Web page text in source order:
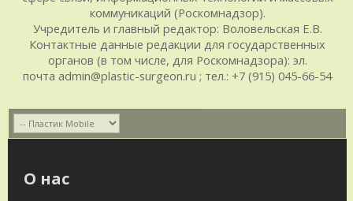
коммуникаций (Роскомнадзор).
Учредитель и главный редактор: Воловельская Е.В.
Контактные данные редакции для государственных
органов (в том числе, для Роскомнадзора): эл.
почта admin@plastic-surgeon.ru ; тел.: +7 (915) 045-66-54
О нас